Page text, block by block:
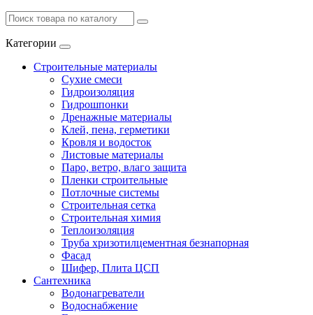
Категории
Строительные материалы
Сухие смеси
Гидроизоляция
Гидрошпонки
Дренажные материалы
Клей, пена, герметики
Кровля и водосток
Листовые материалы
Паро, ветро, влаго защита
Пленки строительные
Потлочные системы
Строительная сетка
Строительная химия
Теплоизоляция
Труба хризотилцементная безнапорная
Фасад
Шифер, Плита ЦСП
Сантехника
Водонагреватели
Водоснабжение